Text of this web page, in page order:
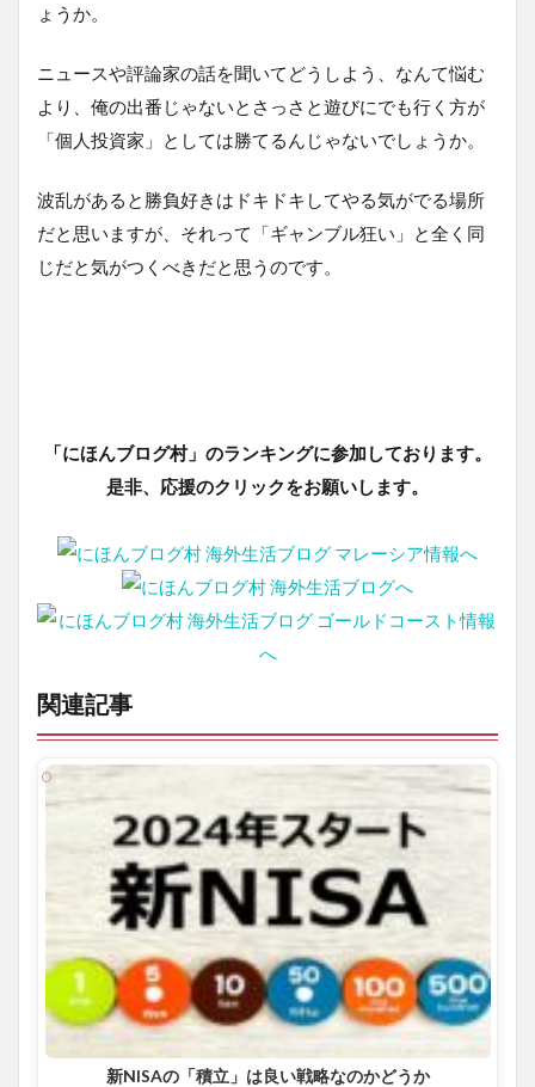
ょうか。
ニュースや評論家の話を聞いてどうしよう、なんて悩む
より、俺の出番じゃないとさっさと遊びにでも行く方が
「個人投資家」としては勝てるんじゃないでしょうか。
波乱があると勝負好きはドキドキしてやる気がでる場所
だと思いますが、それって「ギャンブル狂い」と全く同
じだと気がつくべきだと思うのです。
「にほんブログ村」のランキングに参加しております。
是非、応援のクリックをお願いします。
関連記事
新NISAの「積立」は良い戦略なのかどうか